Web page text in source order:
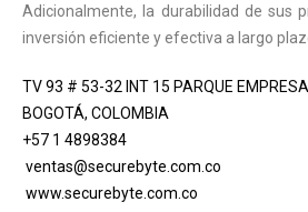
Adicionalmente, la durabilidad de sus
inversión eficiente y efectiva a largo
TV 93 # 53-32 INT 15 PARQUE
BOGOTÁ, COLOMBIA
+57 1 4898384
ventas@securebyte.com.co
www.securebyte.com.co